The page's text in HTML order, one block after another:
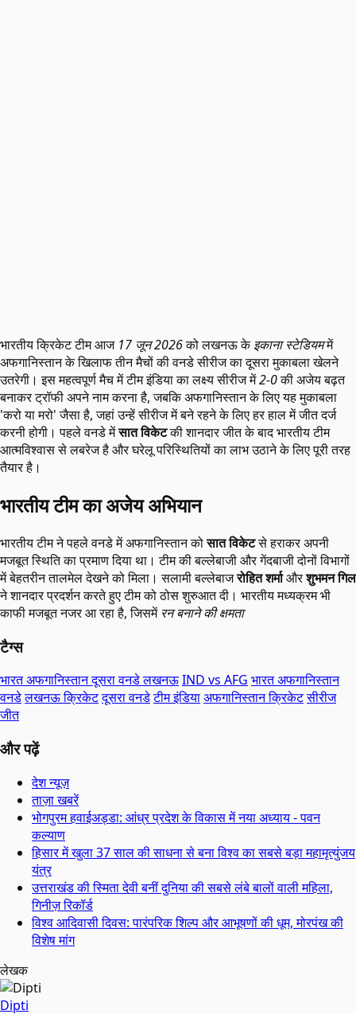
भारतीय क्रिकेट टीम आज 17 जून 2026को लखनऊ केइकाना स्टेडियममें
अफगानिस्तान के खिलाफ तीन मैचों की वनडे सीरीज का दूसरा मुकाबला खेलने
उतरेगी। इस महत्वपूर्ण मैच में टीम इंडिया का लक्ष्य सीरीज में2-0की अजेय बढ़त
बनाकर ट्रॉफी अपने नाम करना है, जबकि अफगानिस्तान के लिए यह मुकाबला
'करो या मरो' जैसा है, जहां उन्हें सीरीज में बने रहने के लिए हर हाल में जीत दर्ज
करनी होगी। पहले वनडे मेंसात विकेटकी शानदार जीत के बाद भारतीय टीम
आत्मविश्वास से लबरेज है और घरेलू परिस्थितियों का लाभ उठाने के लिए पूरी तरह
तैयार है।
भारतीय टीम का अजेय अभियान
भारतीय टीम ने पहले वनडे में अफगानिस्तान कोसात विकेटसे हराकर अपनी
मजबूत स्थिति का प्रमाण दिया था। टीम की बल्लेबाजी और गेंदबाजी दोनों विभागों
में बेहतरीन तालमेल देखने को मिला। सलामी बल्लेबाजरोहित शर्माऔरशुभमन गिल
ने शानदार प्रदर्शन करते हुए टीम को ठोस शुरुआत दी। भारतीय मध्यक्रम भी
काफी मजबूत नजर आ रहा है, जिसमें रन बनाने की क्षमता
टैग्स
भारत अफगानिस्तान दूसरा वनडे लखनऊIND vs AFG भारत अफगानिस्तान
वनडेलखनऊ क्रिकेटदूसरा वनडेटीम इंडियाअफगानिस्तान क्रिकेटसीरीज
जीत
और पढ़ें
देश न्यूज़
ताज़ा खबरें
भोगपुरम हवाईअड्डा: आंध्र प्रदेश के विकास में नया अध्याय - पवन
कल्याण
हिसार में खुला 37 साल की साधना से बना विश्व का सबसे बड़ा महामृत्युंजय
यंत्र
उत्तराखंड की स्मिता देवी बनीं दुनिया की सबसे लंबे बालों वाली महिला,
गिनीज़ रिकॉर्ड
विश्व आदिवासी दिवस: पारंपरिक शिल्प और आभूषणों की धूम, मोरपंख की
विशेष मांग
लेखक
Dipti